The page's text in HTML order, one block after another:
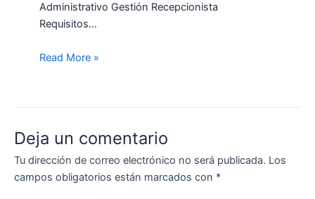
Administrativo Gestión Recepcionista
Requisitos…
Read More »
Deja un comentario
Tu dirección de correo electrónico no será publicada. Los
campos obligatorios están marcados con *